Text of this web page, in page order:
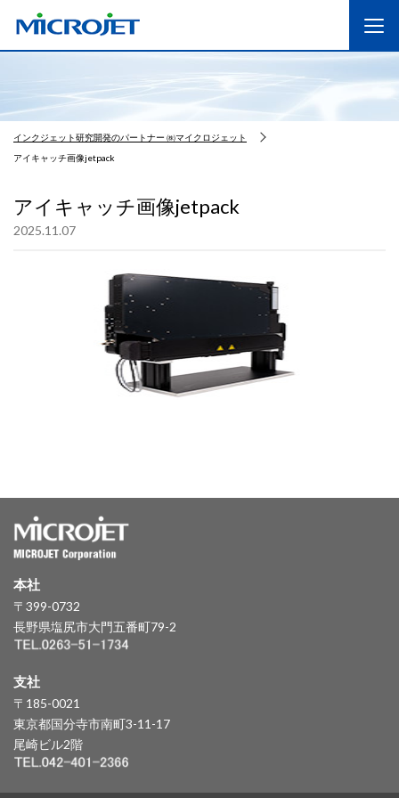
インクジェット研究開発のパートナー ㈱マイクロジェット
アイキャッチ画像jetpack
アイキャッチ画像jetpack
2025.11.07
本社
〒399-0732
長野県塩尻市大門五番町79-2
支社
〒185-0021
東京都国分寺市南町3-11-17
尾崎ビル2階